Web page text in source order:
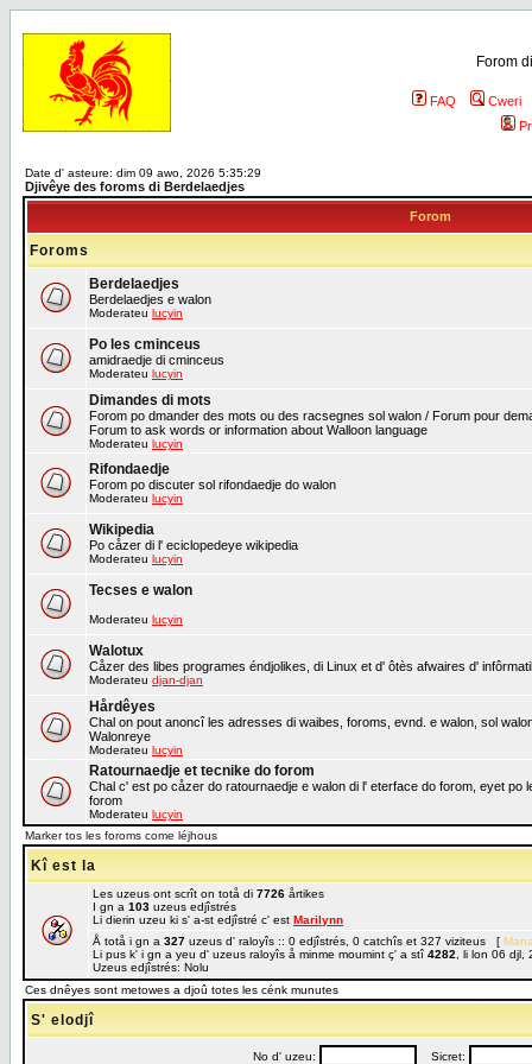
Forom
FAQ
Cweri
Date d' asteure: dim 09 awo, 2026 5:35:29
Djivêye des foroms di Berdelaedjes
Forom
Foroms
Berdelaedjes
Berdelaedjes e walon
Moderateu lucyin
Po les cminceus
amidraedje di cminceus
Moderateu lucyin
Dimandes di mots
Forom po dmander des mots ou des racsegnes sol walon / Forum pour
Forum to ask words or information about Walloon language
Moderateu lucyin
Rifondaedje
Forom po discuter sol rifondaedje do walon
Moderateu lucyin
Wikipedia
Po cåzer di l' eciclopedeye wikipedia
Moderateu lucyin
Tecses e walon
Moderateu lucyin
Walotux
Cåzer des libes programes éndjolikes, di Linux et d' ôtès afwaires d'
Moderateu djan-djan
Hårdêyes
Chal on pout anoncî les adresses di waibes, foroms, evnd. e walon, sol
Walonreye
Moderateu lucyin
Ratournaedje et tecnike do forom
Chal c' est po cåzer do ratournaedje e walon di l' eterface do forom, eyet
forom
Moderateu lucyin
Marker tos les foroms come léjhous
Kî est la
Les uzeus ont scrît on totå di 7726 årtikes
I gn a 103 uzeus edjîstrés
Li dierin uzeu ki s' a-st edjîstré c' est Marilynn
Å totå i gn a 327 uzeus d' raloyîs :: 0 edjîstrés, 0 catchîs et 327 viziteus [
Li pus k' i gn a yeu d' uzeus raloyîs å minme moumint ç' a stî 4282 , li lon 06
Uzeus edjîstrés: Nolu
Ces dnêyes sont metowes a djoû totes les cénk munutes
S' elodjî
No d' uzeu: Sicret: